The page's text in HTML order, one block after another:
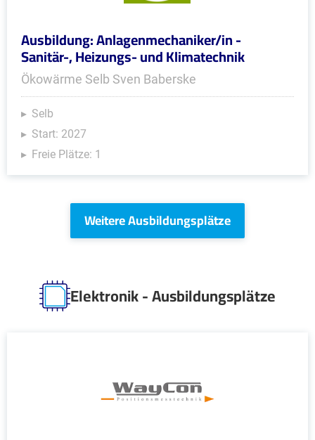
Ausbildung: Anlagenmechaniker/in -
Sanitär-, Heizungs- und Klimatechnik
Ökowärme Selb Sven Baberske
Selb
Start: 2027
Freie Plätze: 1
Weitere Ausbildungsplätze
Elektronik - Ausbildungsplätze